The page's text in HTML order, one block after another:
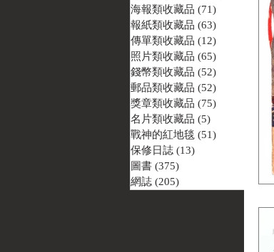
海報類收藏品 (71)
報紙類收藏品 (63)
傳單類收藏品 (12)
照片類收藏品 (65)
錢幣類收藏品 (52)
郵品類收藏品 (52)
獎章類收藏品 (75)
名片類收藏品 (5)
戰神的紅地毯 (51)
保修日誌 (13)
圖書 (375)
網誌 (205)